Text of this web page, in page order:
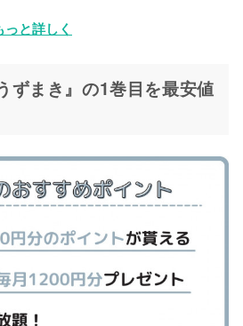
と詳しく
ずまき』の1巻目を最安値